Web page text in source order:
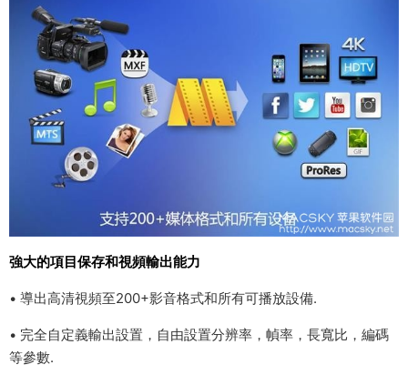
強大的項目保存和視頻輸出能力
• 導出高清視頻至200+影音格式和所有可播放設備.
• 完全自定義輸出設置，自由設置分辨率，幀率，長寬比，編碼
等參數.